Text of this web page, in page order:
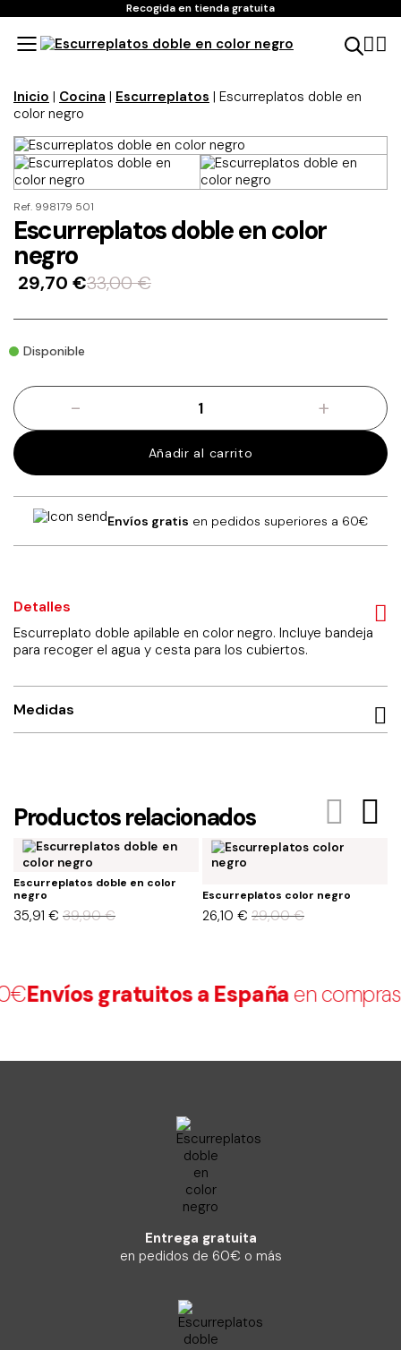
Recogida en tienda gratuita
Inicio | Cocina | Escurreplatos | Escurreplatos doble en
color negro
Ref. 998179 501
Escurreplatos doble en color
negro
33,00€
29,70 €
Disponible
-
Escurreplatos
doble
en
color
negro
+
Añadir al carrito
Envíos gratis en pedidos superiores a 60€
Detalles
Escurreplato doble apilable en color negro. Incluye bandeja
para recoger el agua y cesta para los cubiertos.
Medidas
Productos relacionados
Escurreplatos doble en color
negro
39,90€
35,91 €
Escurreplatos color negro
29,00€
26,10 €
Envíos gratuitos a Españaen compras
Entrega gratuita
en pedidos de 60€ o más